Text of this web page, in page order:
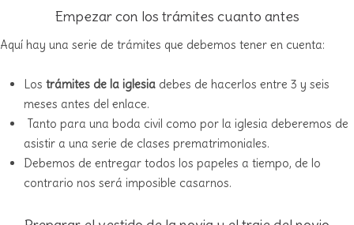
Empezar con los trámites cuanto antes
Aquí hay una serie de trámites que debemos tener en cuenta:
Los trámites de la iglesia debes de hacerlos entre 3 y seis
meses antes del enlace.
Tanto para una boda civil como por la iglesia deberemos de
asistir a una serie de clases prematrimoniales.
Debemos de entregar todos los papeles a tiempo, de lo
contrario nos será imposible casarnos.